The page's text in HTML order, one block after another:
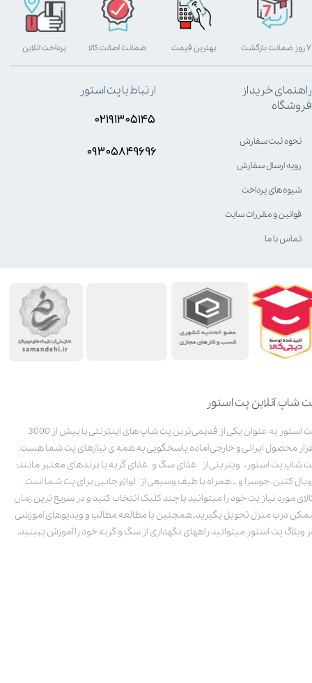
شاپ آنلاین پت استور
پت استور به عنوان یکی از قدیمی‌ترین پت شاپ های اینترنتی با بیش از 3000
محصول ایرانی و خارجی آماده پاسخگویی به همه ی نیازهای پت شما هست.
شاپ پت استور، ویترینی از غذای سگ و غذای گربه با برندهای معتبر مانند:
کنین، جوسرا و .. همراه با طیف وسیعی از لوازم جانبی برای پت شما است.
مورد نیاز پت خود را میتوانید با چند کلیک انتخاب کنید و در سریع ترین زمان
درب منزل تحویل بگیرید. همچنین با مطالعه مطالب و ویدیوهای آموزشی
وبلاگ پت استور میتوانید راههای نگهداری از سگ و گربه خود را آموزش ببینید.
بهترین قیمت پرداخت آنلاین ۷ روز ضمانت بازگشت ضمانت اصالت کالا
راهنمای خرید از
فروشگاه
نحوه ثبت سفارش
رویه ارسال سفارش
شیوه‌های پرداخت
قوانین و مقررات سایت
تماس با ما
ارتباط با پت استور
۰۲۱۹۱۳۰۵۱۴۵
۰۹۳۰۵8۴9696